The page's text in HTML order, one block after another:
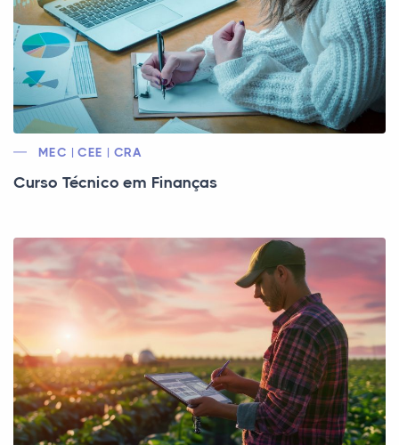
MEC | CEE | CRA
Curso Técnico em Finanças